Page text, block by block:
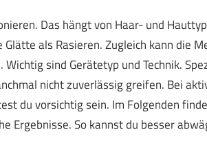
Das hängt von Haar- und
als Rasieren. Zugleich kann die
sind Gerätetyp und Technik.
nicht zuverlässig greifen. Bei
du vorsichtig sein. Im Folgenden
Ergebnisse. So kannst du besser